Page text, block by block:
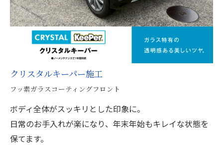
クリスタルキーパー施工
フッ素ガラスコーティングフロント
ボディ全体がスッキリとした印象に。
日常のお手入れが楽になり、年末年始もキレイな状態を
保てます。